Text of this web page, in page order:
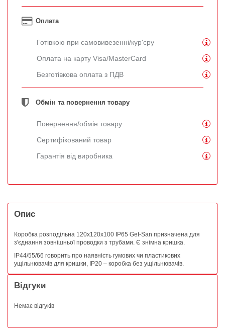
Оплата
Готівкою при самовивезенні/кур'єру
Оплата на карту Visa/MasterCard
Безготівкова оплата з ПДВ
Обмін та повернення товару
Повернення/обмін товару
Сертифікований товар
Гарантія від виробника
Опис
Коробка розподільна 120х120х100 IP65 Get-San призначена для
з'єднання зовнішньої проводки з трубами. Є знімна кришка.
IP44/55/66 говорить про наявність гумових чи пластикових
ущільнювачів для кришки, IP20 – коробка без ущільнювачів.
Відгуки
Немає відгуків